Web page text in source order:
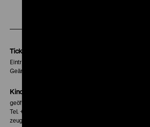
Tickets
Eintritt 5 €
Geänderte Preise sind im Programm vermerkt.
Kinokasse
geöffnet 30 Minuten vor Beginn der ersten Vorstellung
Tel. + 49 30 20304-770
zeughauskino@dhm.de